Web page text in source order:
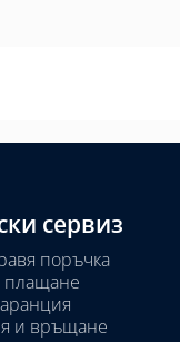
сервиз
поръчка
плащане
и връщане